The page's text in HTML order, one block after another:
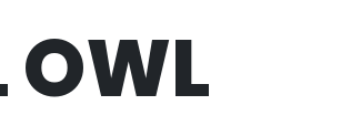
OWL